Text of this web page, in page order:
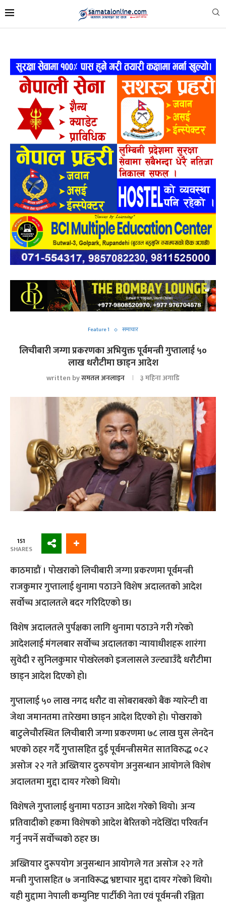
Feature 1 समाचार
लिचीबारी जग्गा प्रकरणका अभियुक्त पूर्वमन्त्री गुप्तालाई ५०
लाख धरौटीमा छाड्न आदेश
written byसमतल अनलाइन ३ महिना अगाडि
151
SHARES
काठमाडौं । पोखराको लिचीबारी जग्गा प्रकरणमा पूर्वमन्त्री
राजकुमार गुप्तालाई थुनामा पठाउने विशेष अदालतको आदेश
सर्वोच्च अदालतले बदर गरिदिएको छ।
विशेष अदालतले पुर्पक्षका लागि थुनामा पठाउने गरी गरेको
आदेशलाई मंगलबार सर्वोच्च अदालतका न्यायाधीशहरू शारंगा
सुवेदी र सुनिलकुमार पोखरेलको इजलासले उल्ट्याउँदै धरौटीमा
छाड्न आदेश दिएको हो।
गुप्तालाई ५० लाख नगद धरौट वा सोबराबरको बैंक ग्यारेन्टी वा
जेथा जमानतमा तारेखमा छाड्न आदेश दिएको हो। पोखराको
बाटुलेचौरस्थित लिचीबारी जग्गा प्रकरणमा ७८ लाख घुस लेनदेन
भएको ठहर गर्दै गुप्तासहित दुई पूर्वमन्त्रीसमेत सातविरुद्ध ०८२
असोज २२ गते अख्तियार दुरुपयोग अनुसन्धान आयोगले विशेष
अदालतमा मुद्दा दायर गरेको थियो।
विशेषले गुप्तालाई थुनामा पठाउन आदेश गरेको थियो। अन्य
प्रतिवादीको हकमा विशेषको आदेश बेरितको नदेखिँदा परिवर्तन
गर्नु नपर्ने सर्वोच्चको ठहर छ।
अख्तियार दुरूपयोग अनुसन्धान आयोगले गत असोज २२ गते
मन्त्री गुप्तासहित ७ जनाविरूद्ध भ्रष्टाचार मुद्दा दायर गरेको थियो।
यही मुद्दामा नेपाली कम्युनिष्ट पार्टीकी नेता एवं पूर्वमन्त्री रञ्जिता